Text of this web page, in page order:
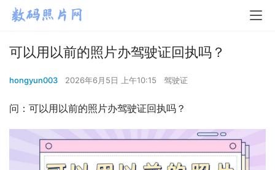
可以用以前的照片办驾驶证回执吗？
hongyun003 2026年6月5日 上午10:15 驾驶证
问：可以用以前的照片办驾驶证回执吗？